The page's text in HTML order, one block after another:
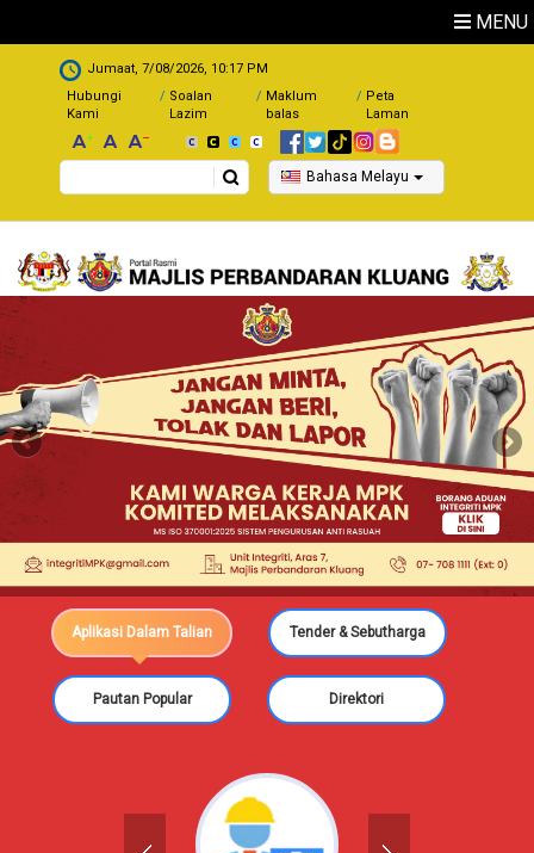
MENU
.
Jumaat, 7/08/2026, 10:17 PM
Hubungi
Kami
Soalan
Lazim
Maklum
balas
Peta
Laman
Search Bahasa Melayu
Aplikasi Dalam Talian Tender & Sebutharga
Pautan Popular Direktori